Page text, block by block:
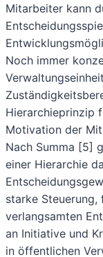
Mitarbeiter kann
Noch immer
Hierarchieprinzip
Motivation der
Nach Summa [5]
einer Hierarchie
starke
verlangsamten
an Initiative und
in öffentlichen